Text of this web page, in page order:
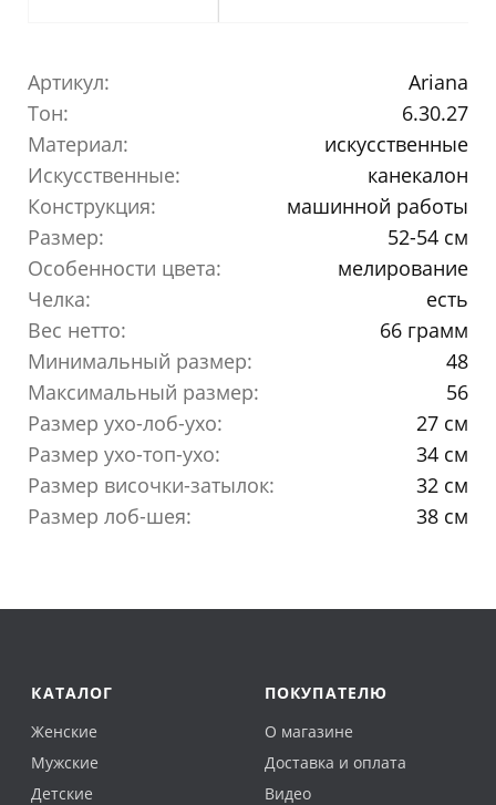
Артикул:
Ariana
Тон:
6.30.27
Материал:
искусственные
Искусственные:
канекалон
Конструкция:
машинной работы
Размер:
52-54 см
Особенности цвета:
мелирование
Челка:
есть
Вес нетто:
66 грамм
Минимальный размер:
48
Максимальный размер:
56
Размер ухо-лоб-ухо:
27 см
Размер ухо-топ-ухо:
34 см
Размер височки-затылок:
32 см
Размер лоб-шея:
38 см
КАТАЛОГ
Женские
Мужские
Детские
ПОКУПАТЕЛЮ
О магазине
Доставка и оплата
Видео